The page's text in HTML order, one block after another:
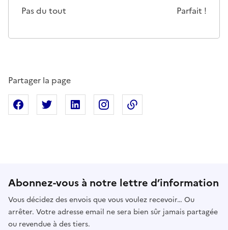
Pas du tout Parfait !
Partager la page
Partager sur Facebook
Partager sur XPartager sur Linkedin
Partager sur Instagram
Abonnez-vous à notre lettre d’information
Vous décidez des envois que vous voulez recevoir… Ou
arrêter. Votre adresse email ne sera bien sûr jamais partagée
ou revendue à des tiers.